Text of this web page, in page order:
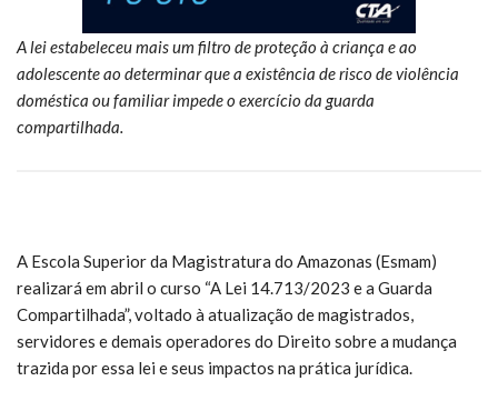
A lei estabeleceu mais um filtro de proteção à criança e ao
adolescente ao determinar que a existência de risco de violência
doméstica ou familiar impede o exercício da guarda
compartilhada.
A Escola Superior da Magistratura do Amazonas (Esmam)
realizará em abril o curso “A Lei 14.713/2023 e a Guarda
Compartilhada”, voltado à atualização de magistrados,
servidores e demais operadores do Direito sobre a mudança
trazida por essa lei e seus impactos na prática jurídica.